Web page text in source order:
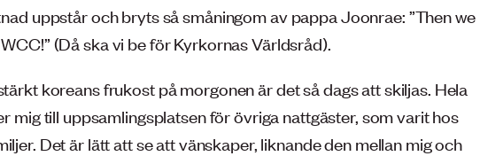
uppstår och bryts så småningom av pappa Joonrae: ”Then we
(Då ska vi be för Kyrkornas Världsråd).
koreans frukost på morgonen är det så dags att skiljas. Hela
mig till uppsamlingsplatsen för övriga nattgäster, som varit hos
Det är lätt att se att vänskaper, liknande den mellan mig och